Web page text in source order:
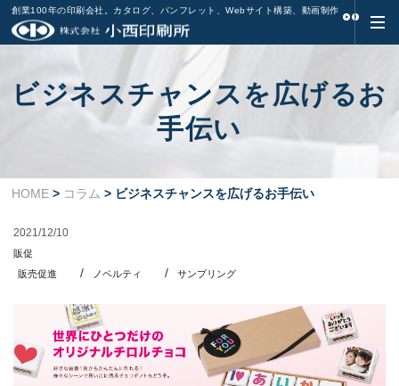
創業100年の印刷会社。カタログ、パンフレット、Webサイト構築、動画制作
ビジネスチャンスを広げるお
手伝い
HOME > コラム > ビジネスチャンスを広げるお手伝い
2021/12/10
販促
販売促進
ノベルティ サンプリング